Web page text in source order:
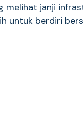
melihat janji
untuk berdiri